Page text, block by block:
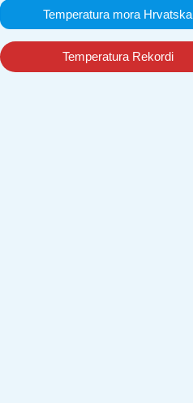
Temperatura mora Hrvatska
Temperatura Rekordi